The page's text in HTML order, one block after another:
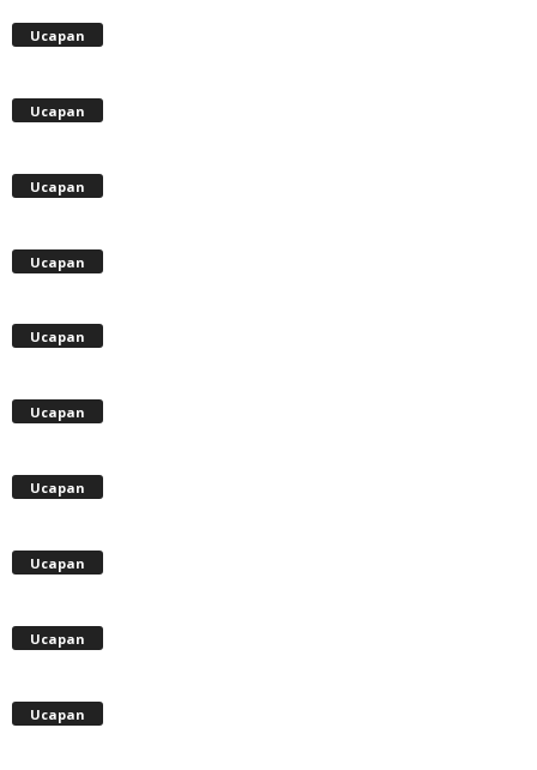
Ucapan
Ucapan
Ucapan
Ucapan
Ucapan
Ucapan
Ucapan
Ucapan
Ucapan
Ucapan